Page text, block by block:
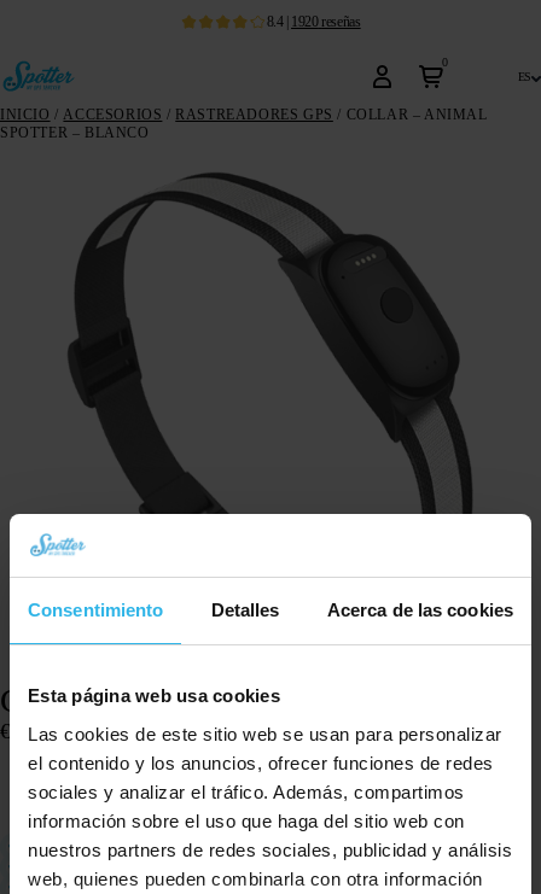
Consentimiento Detalles Acerca de las cookies
Esta página web usa cookies
Las cookies de este sitio web se usan para personalizar
el contenido y los anuncios, ofrecer funciones de redes
sociales y analizar el tráfico. Además, compartimos
información sobre el uso que haga del sitio web con
nuestros partners de redes sociales, publicidad y análisis
web, quienes pueden combinarla con otra información
8.4| 1920 reseñas
0
es
INICIO / ACCESORIOS / RASTREADORES GPS / COLLAR – ANIMAL
SPOTTER – BLANCO
Collar – Animal Spotter – Blanco
€ 9,95
Hay existencias
Añadir al carrito
Adecuado para fijar el Animal Spotter
Ideal para su uso con perros
Rastreador GPS no incluido